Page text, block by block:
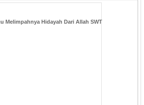
Melimpahnya Hidayah Dari Allah SWT